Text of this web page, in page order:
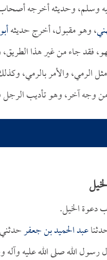
وسلم، وحديثه أخرجه
، وهو مقبول، أخرج حديثه
فقد جاء من غير هذا
الرمي، والأمر بالرمي،
وجه آخر، وهو تأديب الرجل
دعوة الخيل.
عبد الحميد بن جعفر
رسول الله صلى الله عليه